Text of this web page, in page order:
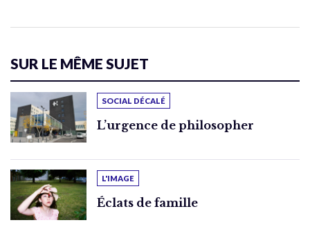
SUR LE MÊME SUJET
SOCIAL DÉCALÉ
L’urgence de philosopher
L'IMAGE
Éclats de famille